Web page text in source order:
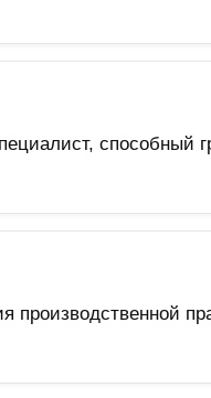
способный
производственной